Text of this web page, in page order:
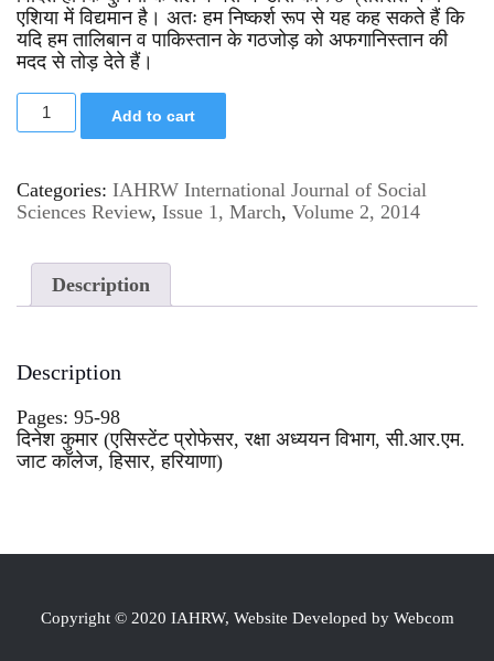
एशिया में विद्यमान है। अतः हम निष्कर्श रूप से यह कह सकते हैं कि
यदि हम तालिबान व पाकिस्तान के गठजोड़ को अफगानिस्तान की
मदद से तोड़ देते हैं।
Add to cart
Categories: IAHRW International Journal of Social
Sciences Review, Issue 1, March, Volume 2, 2014
Description
Description
Pages: 95-98
दिनेश कुमार (एसिस्टेंट प्रोफेसर, रक्षा अध्ययन विभाग, सी.आर.एम.
जाट काॅलेज, हिसार, हरियाणा)
Copyright © 2020 IAHRW, Website Developed by Webcom